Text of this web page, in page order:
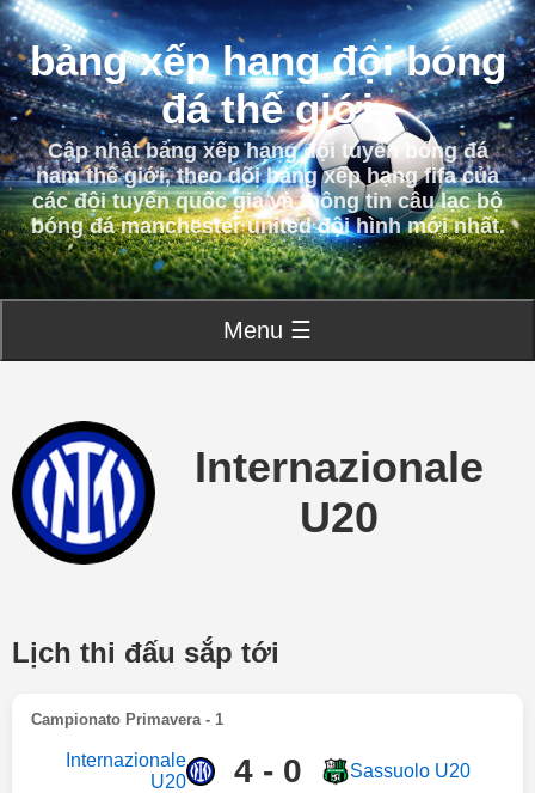
bảng xếp hạng đội bóng
đá thế giới
Cập nhật bảng xếp hạng đội tuyển bóng đá
nam thế giới, theo dõi bảng xếp hạng fifa của
các đội tuyển quốc gia và thông tin câu lạc bộ
bóng đá manchester united đội hình mới nhất.
Menu ☰
Internazionale
U20
Lịch thi đấu sắp tới
Campionato Primavera - 1
Internazionale
U20
4 - 0 Sassuolo U20